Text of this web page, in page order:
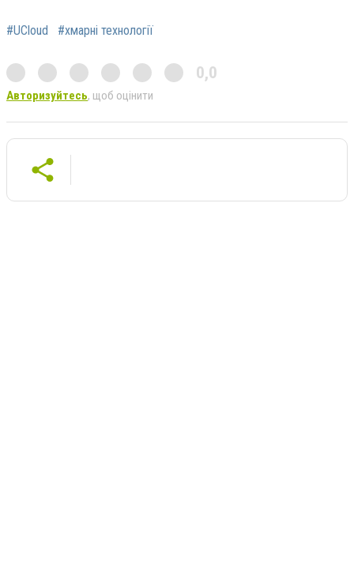
#UCloud #хмарні технології
0,0
Авторизуйтесь, щоб оцінити